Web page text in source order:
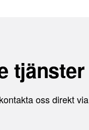
tjänster
oss direkt via